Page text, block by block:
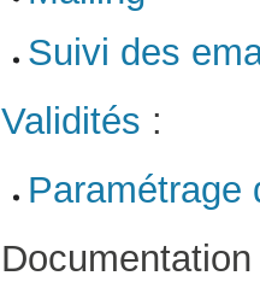
Suivi des
Validités :
Paramétrage